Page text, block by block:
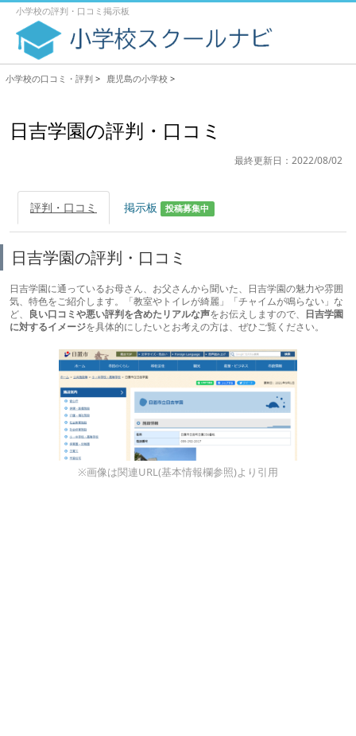
小学校の評判・口コミ掲示板
小学校の口コミ・評判 > 鹿児島の小学校 >
日吉学園の評判・口コミ
最終更新日：2022/08/02
評判・口コミ 掲示板 投稿募集中
日吉学園の評判・口コミ
日吉学園に通っているお母さん、お父さんから聞いた、日吉学園の魅力や雰囲
気、特色をご紹介します。「教室やトイレが綺麗」「チャイムが鳴らない」な
ど、
良い口コミや悪い評判を含めたリアルな声をお伝えしますので、
日吉学園
に対するイメージを具体的にしたいとお考えの方は、ぜひご覧ください。
※画像は関連URL(基本情報欄参照)より引用